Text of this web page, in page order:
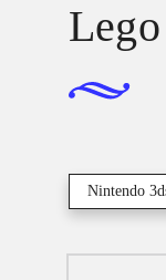
Nintendo